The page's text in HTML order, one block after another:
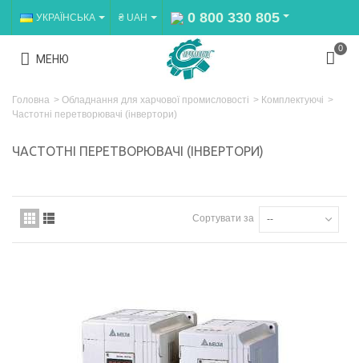
УКРАЇНСЬКА ₴ UAH 0 800 330 805
МЕНЮ
0
Головна > Обладнання для харчової промисловості > Комплектуючі >
Частотні перетворювачі (інвертори)
ЧАСТОТНІ ПЕРЕТВОРЮВАЧІ (ІНВЕРТОРИ)
Сортувати за --